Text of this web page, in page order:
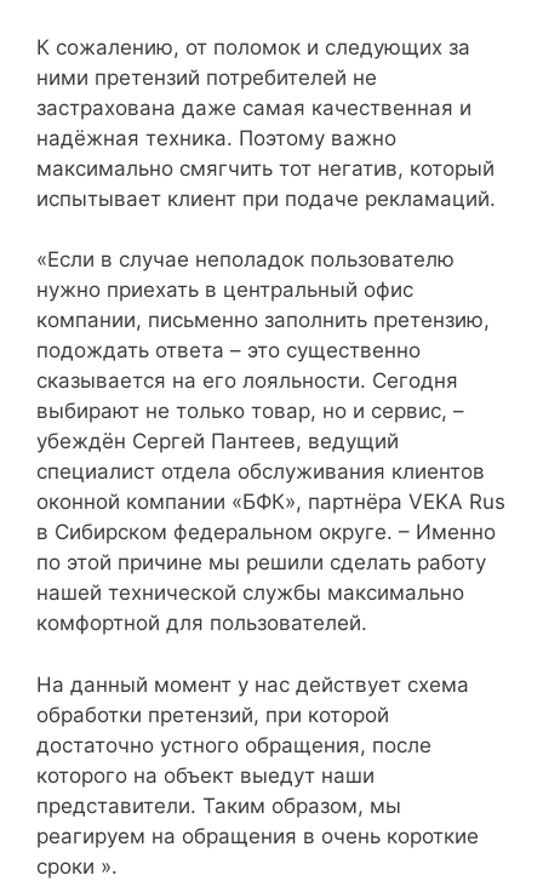
К сожалению, от поломок и следующих за
ними претензий потребителей не
застрахована даже самая качественная и
надёжная техника. Поэтому важно
максимально смягчить тот негатив, который
испытывает клиент при подаче рекламаций.
«Если в случае неполадок пользователю
нужно приехать в центральный офис
компании, письменно заполнить претензию,
подождать ответа – это существенно
сказывается на его лояльности. Сегодня
выбирают не только товар, но и сервис, –
убеждён Сергей Пантеев, ведущий
специалист отдела обслуживания клиентов
оконной компании «БФК», партнёра VEKA Rus
в Сибирском федеральном округе. – Именно
по этой причине мы решили сделать работу
нашей технической службы максимально
комфортной для пользователей.
На данный момент у нас действует схема
обработки претензий, при которой
достаточно устного обращения, после
которого на объект выедут наши
представители. Таким образом, мы
реагируем на обращения в очень короткие
сроки ».